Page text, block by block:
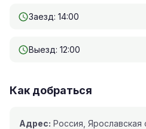
Заезд: 14:00
Выезд: 12:00
Как добраться
Адрес: Россия,